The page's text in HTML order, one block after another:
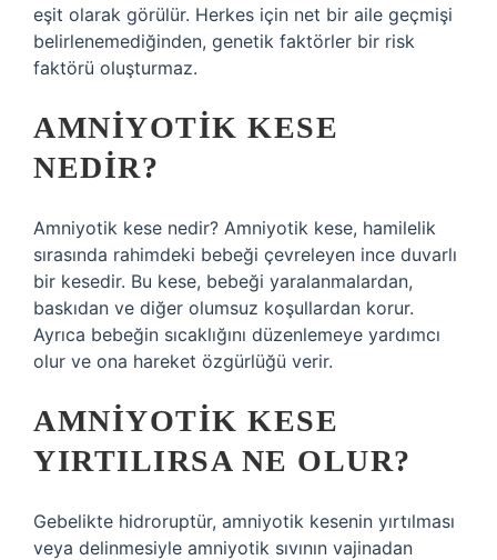
eşit olarak görülür. Herkes için net bir aile geçmişi
belirlenemediğinden, genetik faktörler bir risk
faktörü oluşturmaz.
AMNIYOTIK KESE
NEDIR?
Amniyotik kese nedir? Amniyotik kese, hamilelik
sırasında rahimdeki bebeği çevreleyen ince duvarlı
bir kesedir. Bu kese, bebeği yaralanmalardan,
baskıdan ve diğer olumsuz koşullardan korur.
Ayrıca bebeğin sıcaklığını düzenlemeye yardımcı
olur ve ona hareket özgürlüğü verir.
AMNIYOTIK KESE
YIRTILIRSA NE OLUR?
Gebelikte hidroruptür, amniyotik kesenin yırtılması
veya delinmesiyle amniyotik sıvının vajinadan